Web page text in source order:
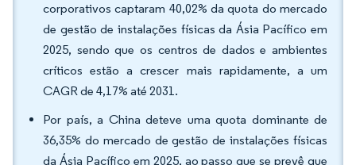
corporativos captaram 40,02% da quota do mercado
de gestão de instalações físicas da Ásia Pacífico em
2025, sendo que os centros de dados e ambientes
críticos estão a crescer mais rapidamente, a um
CAGR de 4,17% até 2031.
Por país, a China deteve uma quota dominante de
36,35% do mercado de gestão de instalações físicas
da Ásia Pacífico em 2025, ao passo que se prevê que